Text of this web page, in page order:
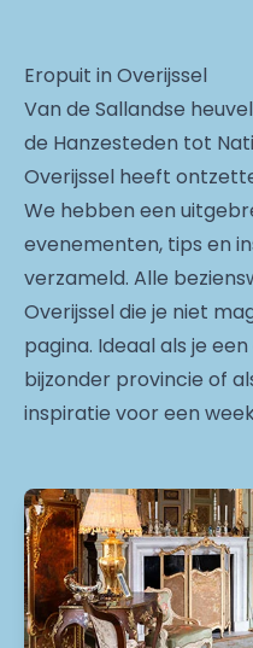
Eropuit in Overijssel
Van de Sallandse
de Hanzesteden tot
Overijssel heeft
We hebben een
evenementen, tips en
verzameld. Alle
Overijssel die je niet
pagina. Ideaal als je
bijzonder provincie of
inspiratie voor een